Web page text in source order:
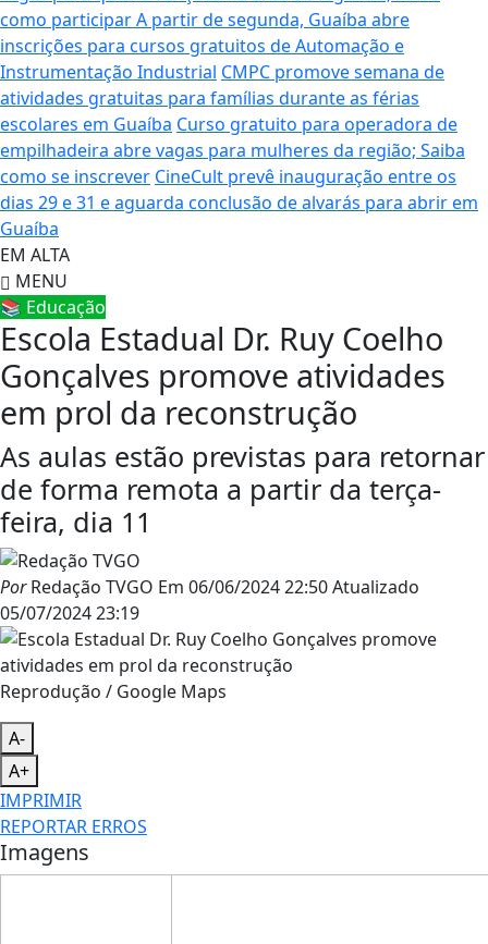
como participarA partir de segunda, Guaíba abre
inscrições para cursos gratuitos de Automação e
Instrumentação Industrial CMPC promove semana de
atividades gratuitas para famílias durante as férias
escolares em Guaíba Curso gratuito para operadora de
empilhadeira abre vagas para mulheres da região; Saiba
como se inscrever CineCult prevê inauguração entre os
dias 29 e 31 e aguarda conclusão de alvarás para abrir em
Guaíba
EM ALTA
MENU
📚 Educação
Escola Estadual Dr. Ruy Coelho
Gonçalves promove atividades
em prol da reconstrução
As aulas estão previstas para retornar
de forma remota a partir da terça-
feira, dia 11
PorRedação TVGO Em 06/06/2024 22:50Atualizado
05/07/2024 23:19
Reprodução / Google Maps
A-
A+
IMPRIMIR
REPORTAR ERROS
Imagens